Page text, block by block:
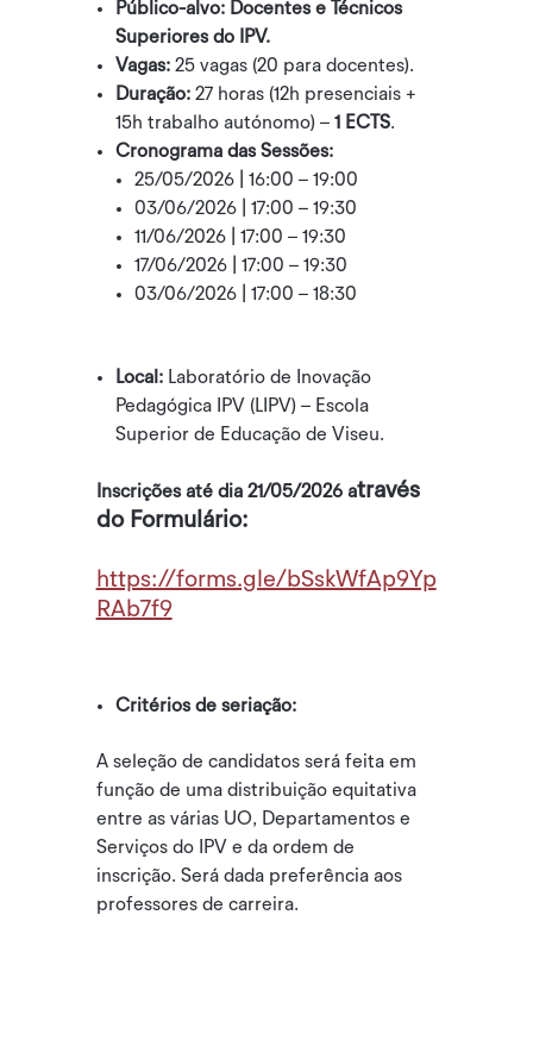
Público-alvo: Docentes e Técnicos
Superiores do IPV.
Vagas: 25 vagas (20 para docentes).
Duração: 27 horas (12h presenciais +
15h trabalho autónomo) – 1 ECTS.
Cronograma das Sessões:
25/05/2026 | 16:00 – 19:00
03/06/2026 | 17:00 – 19:30
11/06/2026 | 17:00 – 19:30
17/06/2026 | 17:00 – 19:30
03/06/2026 | 17:00 – 18:30
Local: Laboratório de Inovação
Pedagógica IPV (LIPV) – Escola
Superior de Educação de Viseu.
Inscrições até dia 21/05/2026 através
do Formulário:
https://forms.gle/bSskWfAp9Yp
RAb7f9
Critérios de seriação:
A seleção de candidatos será feita em
função de uma distribuição equitativa
entre as várias UO, Departamentos e
Serviços do IPV e da ordem de
inscrição. Será dada preferência aos
professores de carreira.